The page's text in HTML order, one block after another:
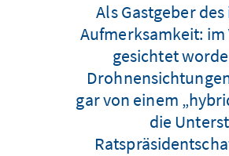
Als Gastgeber
Aufmerksamkeit:
gesichtet
gar von einem
die